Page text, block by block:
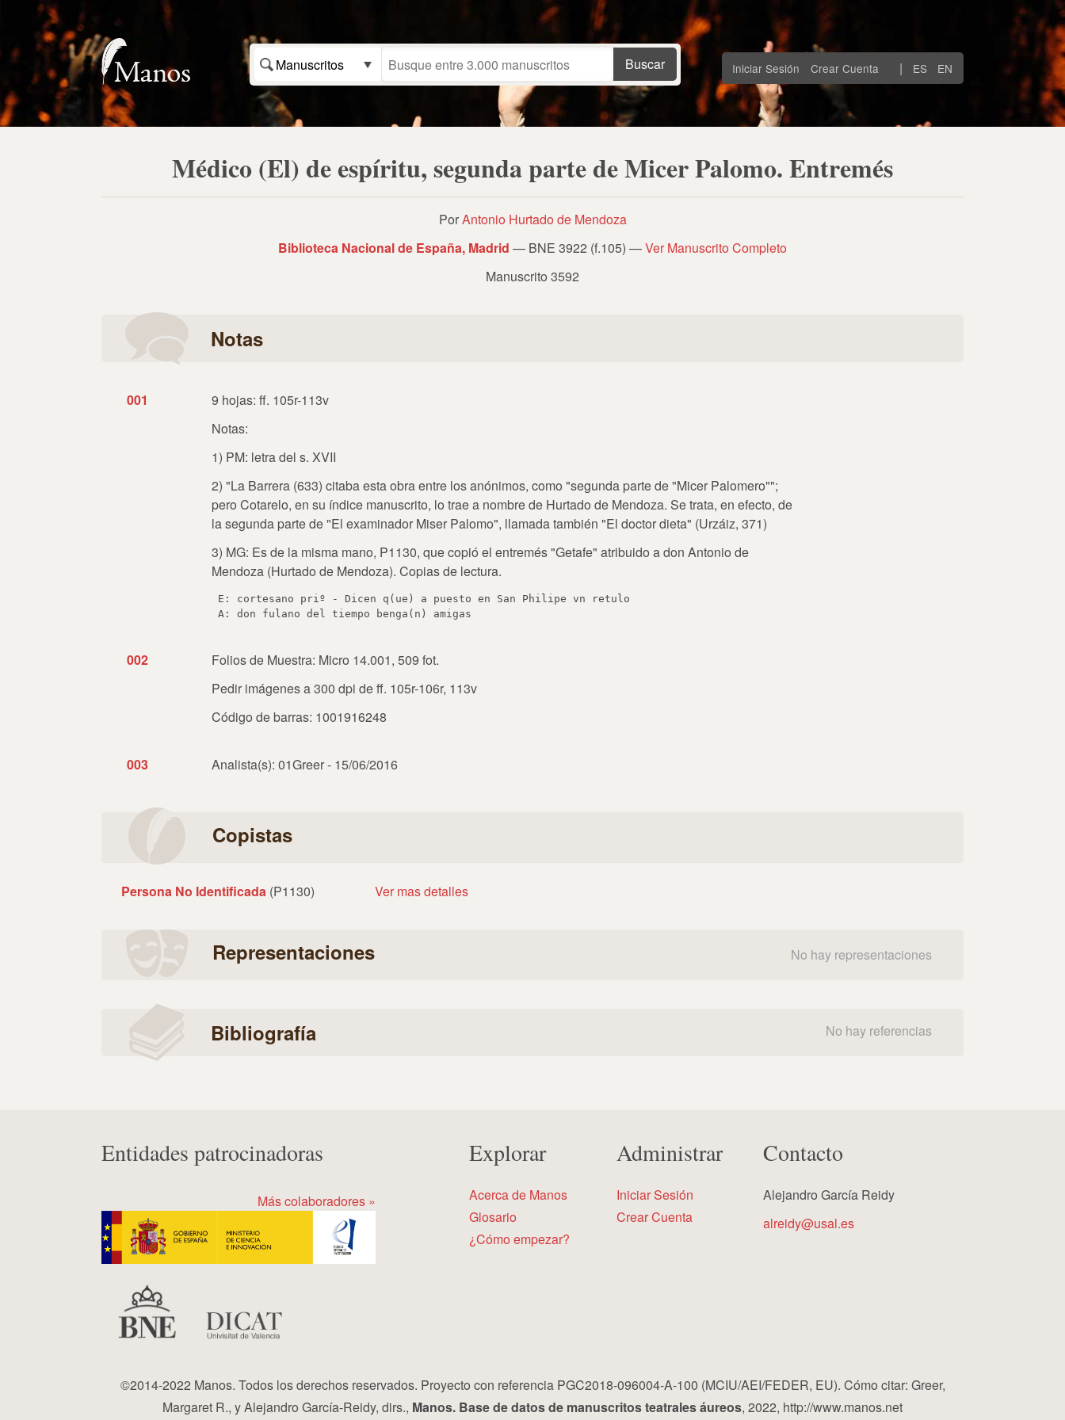
Manuscritos Iniciar Sesión Crear Cuenta | ES EN
Médico (El) de espíritu, segunda parte de Micer Palomo. Entremés
PorAntonio Hurtado de Mendoza
Biblioteca Nacional de España, Madrid — BNE 3922 (f.105) —Ver Manuscrito Completo
Manuscrito 3592
Notas
001
9 hojas: ff. 105r-113v
Notas:
1) PM: letra del s. XVII
2) "La Barrera (633) citaba esta obra entre los anónimos, como "segunda parte de "Micer Palomero"";
pero Cotarelo, en su índice manuscrito, lo trae a nombre de Hurtado de Mendoza. Se trata, en efecto, de
la segunda parte de "El examinador Miser Palomo", llamada también "El doctor dieta" (Urzáiz, 371)
3) MG: Es de la misma mano, P1130, que copió el entremés "Getafe" atribuido a don Antonio de
Mendoza (Hurtado de Mendoza). Copias de lectura.
E: cortesano priº - Dicen q(ue) a puesto en San Philipe vn retulo
002
Folios de Muestra: Micro 14.001, 509 fot.
Pedir imágenes a 300 dpi de ff. 105r-106r, 113v
Código de barras: 1001916248
003 Analista(s): 01Greer - 15/06/2016
Copistas
Persona No Identificada (P1130) Ver mas detalles
Representaciones No hay representaciones
Bibliografía No hay referencias
Entidades patrocinadoras
Más colaboradores »
Explorar
Acerca de Manos
Glosario
¿Cómo empezar?
Administrar
Iniciar Sesión
Crear Cuenta
Contacto
Alejandro García Reidy
alreidy@usal.es
©2014-2022 Manos. Todos los derechos reservados. Proyecto con referencia PGC2018-096004-A-100 (MCIU/AEI/FEDER, EU). Cómo citar: Greer,
Margaret R., y Alejandro García-Reidy, dirs., Manos. Base de datos de manuscritos teatrales áureos, 2022, http://www.manos.net